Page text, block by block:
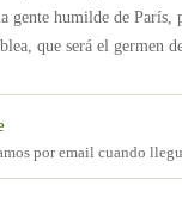
humilde de París,
que será el germen
por email cuando